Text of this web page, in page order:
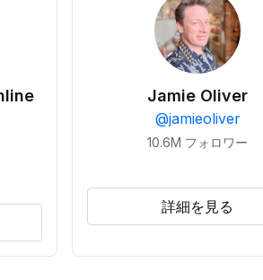
Jamie Oliver
@jamieoliver
10.6M フォロワー
詳細を見る